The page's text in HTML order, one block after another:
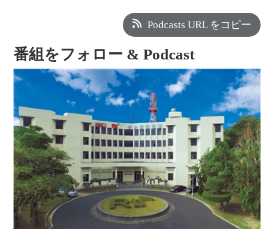
Podcasts URL をコピー
番組をフォロー & Podcast